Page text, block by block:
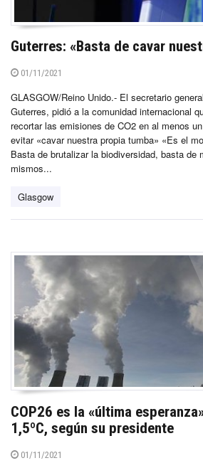
Guterres: «Basta de cavar
01/11/2021
GLASGOW/Reino Unido.- El secretario
Guterres, pidió a la comunidad internacional
recortar las emisiones de CO2 en al menos
evitar «cavar nuestra propia tumba» «Es el
Basta de brutalizar la biodiversidad, basta de
mismos...
Glasgow
COP26 es la «última
1,5ºC, según su presidente
01/11/2021